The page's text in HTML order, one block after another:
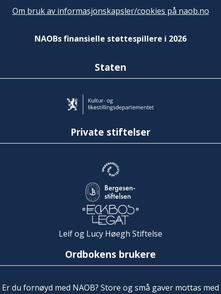
Om bruk av informasjonskapsler/cookies på naob.no
NAOBs finansielle støttespillere i 2026
Staten
Private stiftelser
Leif og Lucy Høegh Stiftelse
Ordbokens brukere
Er du fornøyd med NAOB? Store og små gaver mottas med